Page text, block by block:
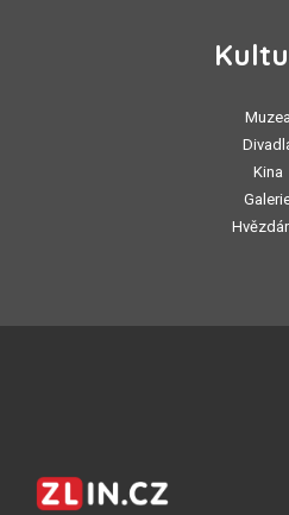
Muzea
Kina